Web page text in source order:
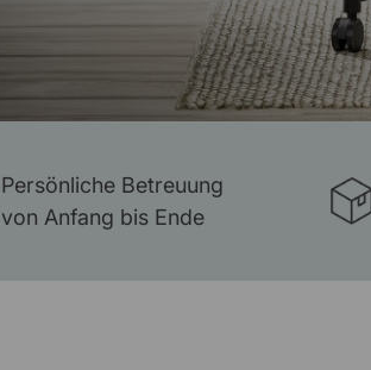
Persönliche Betreuung
von Anfang bis Ende